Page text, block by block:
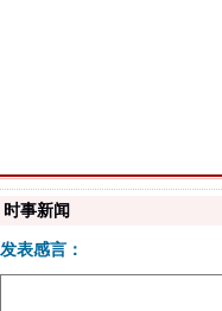
时事新闻
发表感言：